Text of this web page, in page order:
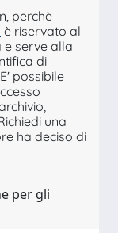
perchè
è riservato al
e serve alla
di
possibile
una
ha deciso di
per gli